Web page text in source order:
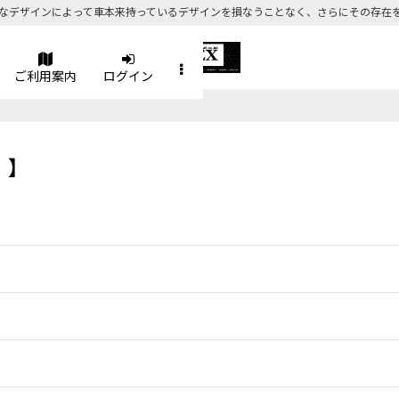
デザインによって車本来持っているデザインを損なうことなく、さらにその存在
ご利用案内 ログイン